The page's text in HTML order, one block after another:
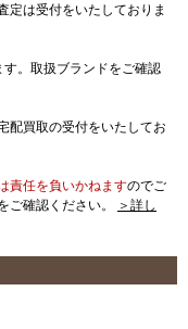
定は受付をいたしておりま
。取扱ブランドをご確認
配買取の受付をいたしてお
責任を負いかねますのでご
ご確認ください。
＞詳し